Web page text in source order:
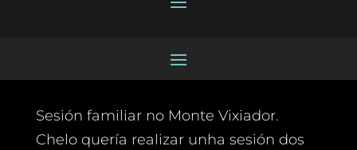
Sesión familiar no Monte Vixiador.
Chelo quería realizar unha sesión dos